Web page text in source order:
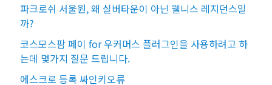
파크로쉬 서울원, 왜 실버타운이 아닌 웰니스 레지던스일
까?
코스모스팜 페이 for 우커머스 플러그인을 사용하려고 하
는데 몇가지 질문 드립니다.
에스크로 등록 싸인키오류